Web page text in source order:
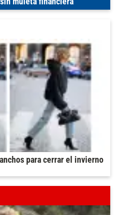
para cerrar el invierno